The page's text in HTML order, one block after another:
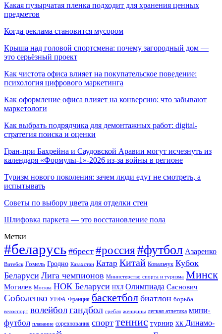
Какая пузырчатая пленка подходит для хранения ценных
предметов
Когда реклама становится мусором
Крыша над головой спортсмена: почему загородный дом —
это серьёзный проект
Как чистота офиса влияет на покупательское поведение:
психология цифрового маркетинга
Как оформление офиса влияет на конверсию: что забывают
маркетологи
Как выбрать подрядчика для демонтажных работ: digital-
стратегия поиска и оценки
Гран-при Бахрейна и Саудовской Аравии могут исчезнуть из
календаря «Формулы-1»-2026 из-за войны в регионе
Туризм нового поколения: зачем люди едут не смотреть, а
испытывать
Советы по выбору цвета для отделки стен
Шлифовка паркета — это восстановление пола
Метки
#беларусь #брест #россия#футбол Азаренко
Витебск Гомель Гродно Казахстан Катар Китай Ковальчук Кубок
Беларуси Лига чемпионов Министерство спорта и туризма Минск
Могилев Москва НОК Беларуси НХЛ Олимпиада Саснович
Соболенко УЕФА Франция баскетбол биатлон борьба
велоспорт волейболгандбол гребля женщины легкая атлетика мини-
футбол плавание соревнования спорт теннис турнир хк Динамо-